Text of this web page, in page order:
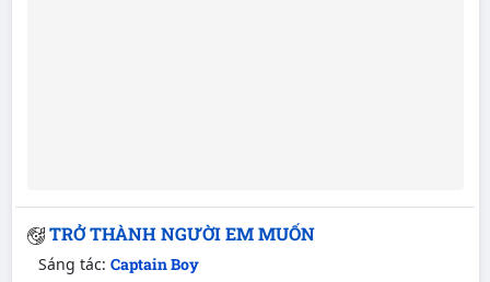
TRỞ THÀNH NGƯỜI EM MUỐN
Sáng tác: Captain Boy